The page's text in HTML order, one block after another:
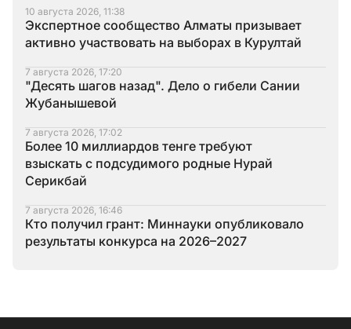
10 августа 2026, 11:38
Экспертное сообщество Алматы призывает
активно участвовать на выборах в Курултай
7 августа 2026, 17:20
"Десять шагов назад". Дело о гибели Сании
Жубанышевой
7 августа 2026, 17:02
Более 10 миллиардов тенге требуют
взыскать с подсудимого родные Нурай
Серикбай
7 августа 2026, 16:46
Кто получил грант: Миннауки опубликовало
результаты конкурса на 2026–2027